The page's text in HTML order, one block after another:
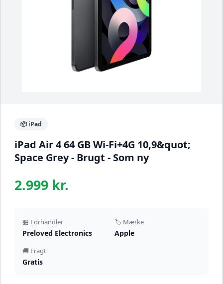
📦 iPad
iPad Air 4 64 GB Wi-Fi+4G 10,9&quot;
Space Grey - Brugt - Som ny
2.999 kr.
🏪 Forhandler
Preloved Electronics
🏷️ Mærke
Apple
🚚 Fragt
Gratis